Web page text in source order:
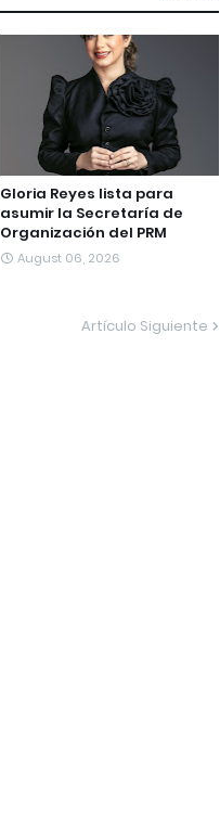
Gloria Reyes lista para
asumir la Secretaría de
Organización del PRM
August 06, 2026
Artículo Siguiente